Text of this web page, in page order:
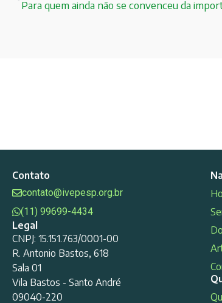
Para quem ainda não se convenceu da
Contato
contato@ivepesp.org.br
(11) 99699-4434
Legal
CNPJ: 15.151.763/0001-00
R. Antonio Bastos, 618
Sala 01
Vila Bastos - Santo André
09040-220